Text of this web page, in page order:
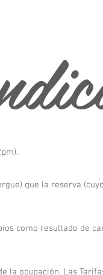
que la reserva
como resultado de
ocupación. Las